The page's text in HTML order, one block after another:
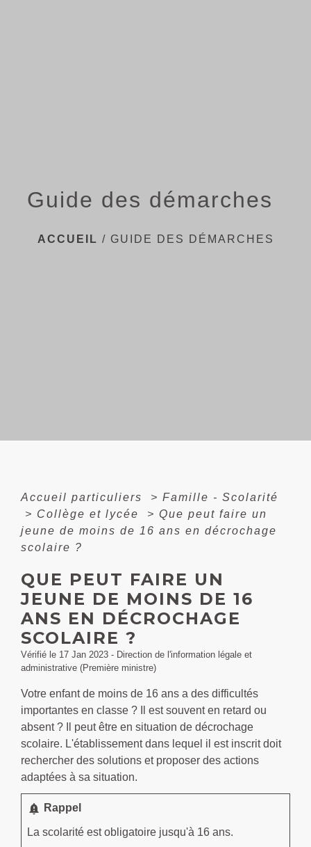
Guide des démarches
ACCUEIL / GUIDE DES DÉMARCHES
Accueil particuliers > Famille - Scolarité
> Collège et lycée > Que peut faire un
jeune de moins de 16 ans en décrochage
scolaire ?
QUE PEUT FAIRE UN
JEUNE DE MOINS DE 16
ANS EN DÉCROCHAGE
SCOLAIRE ?
Vérifié le 17 Jan 2023 - Direction de l'information légale et
administrative (Première ministre)
Votre enfant de moins de 16 ans a des difficultés
importantes en classe ? Il est souvent en retard ou
absent ? Il peut être en situation de décrochage
scolaire. L'établissement dans lequel il est inscrit doit
rechercher des solutions et proposer des actions
adaptées à sa situation.
notification_important Rappel
La scolarité est obligatoire jusqu'à 16 ans.